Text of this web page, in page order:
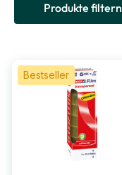
Produkte filtern
Bestseller